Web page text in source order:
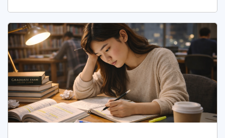
後悔。最後，也是我最想說的一點。不管你是學
測、分科、重考，只要考得不如預期，都不要用一
次考試否定整個人生。你已經走到18、19歲了，這
段路不是為了一張成績單而存在的。進了不理想的
學校，不代表前途全毀；就算進了理想的學校，也
不保證一帆風順。考試很重要，但你的人生更重
要。慢一點沒關係，繞路也沒關係，只要你沒有放
棄自己，一切都還來得及。
的討論，答案卻恰恰相反。許多過來人分享他們的
畢業之後仍然迷茫的聲音，甚至有網友熱烈推薦
「家裡有礦系」和「投胎系」才是最快樂的選擇。
🏠💰在這次社群大討論中，出現了一些有趣的意
見：1. 家裡有背景或資源真是迅速奔向幸福的捷
徑：「家裡有礦，讀什麼我都開心」成為許多人讚
同的口吻。無論你是讀什麼科系，只要家裡有經濟
實力支持，自然就不會為生活所困。2. 為未來職涯
鋪路？不如好好發掘自己的興趣，快樂並非選擇而
是創造。有網友建議讀自己有興趣的科系，未來再